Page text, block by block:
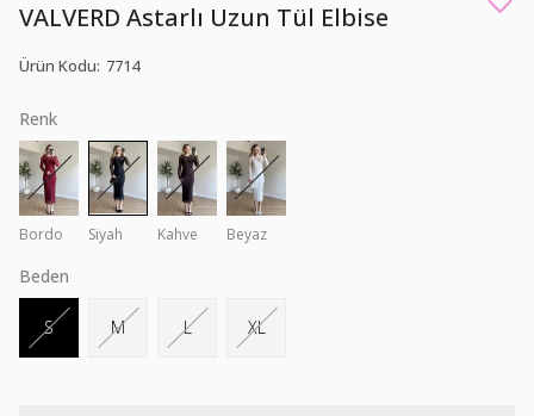
VALVERD Astarlı Uzun Tül Elbise
Ürün Kodu: 7714
Renk
Bordo Siyah Kahve Beyaz
Beden
S M L XL